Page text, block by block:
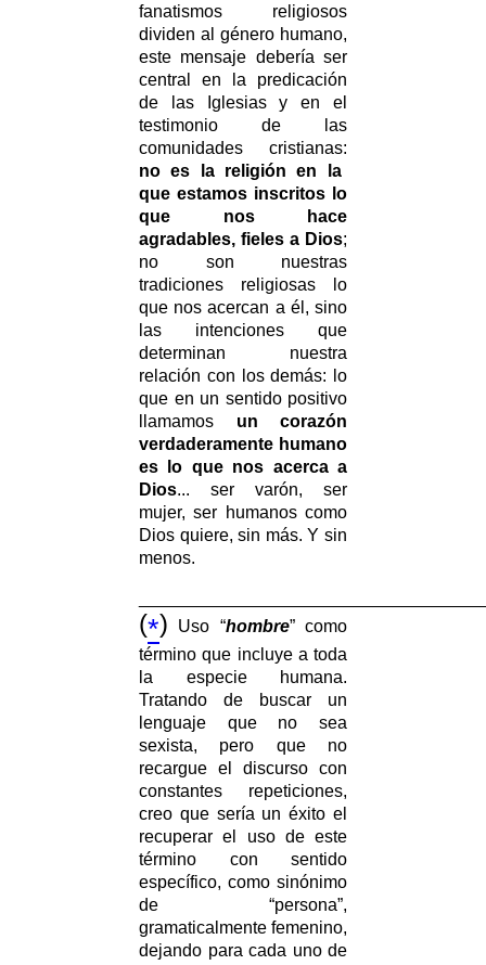
fanatismos religiosos
dividen al género humano,
este mensaje debería ser
central en la predicación
de las Iglesias y en el
testimonio de las
comunidades cristianas:
no es la religión en la
que estamos inscritos lo
que nos hace
agradables, fieles a Dios;
no son nuestras
tradiciones religiosas lo
que nos acercan a él, sino
las intenciones que
determinan nuestra
relación con los demás: lo
que en un sentido positivo
llamamos un corazón
verdaderamente humano
es lo que nos acerca a
Dios... ser varón, ser
mujer, ser humanos como
Dios quiere, sin más. Y sin
menos.
(*) Uso “hombre” como
término que incluye a toda
la especie humana.
Tratando de buscar un
lenguaje que no sea
sexista, pero que no
recargue el discurso con
constantes repeticiones,
creo que sería un éxito el
recuperar el uso de este
término con sentido
específico, como sinónimo
de “persona”,
gramaticalmente femenino,
dejando para cada uno de